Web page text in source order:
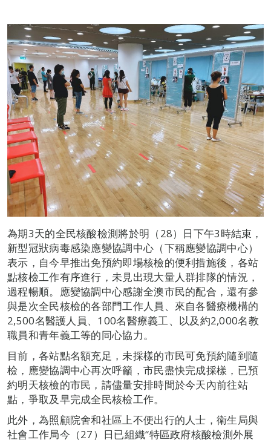
為期3天的全民核酸檢測將於明（28）日下午3時結束，
新型冠狀病毒感染應變協調中心（下稱應變協調中心）
表示，自今早推出免預約即場核檢的便利措施後，各站
點核檢工作有序進行，未見出現大量人群排隊的情況，
過程暢順。應變協調中心感謝全澳市民的配合，還有參
與是次全民核檢的各部門工作人員、來自各醫療機構的
2,500名醫護人員、100名醫療義工、以及約2,000名教
職員和青年義工等的同心協力。
目前，各站點名額充足，未採樣的市民可免預約隨到隨
檢，應變協調中心再次呼籲，市民盡快完成採樣，已預
約明天核檢的市民，請儘量安排時間於今天內前往站
點，爭取及早完成全民核檢工作。
此外，為照顧院舍和社區上不便出行的人士，衛生局與
社會工作局今（27）日已組織“特區政府核酸檢測外展